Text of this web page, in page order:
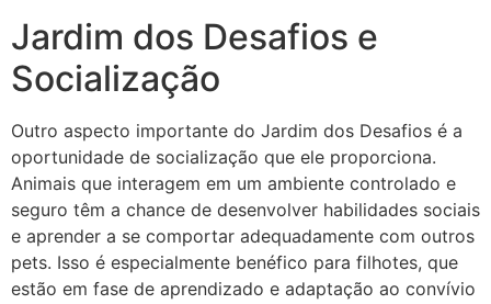
Jardim dos Desafios e
Socialização
Outro aspecto importante do Jardim dos Desafios é a
oportunidade de socialização que ele proporciona.
Animais que interagem em um ambiente controlado e
seguro têm a chance de desenvolver habilidades sociais
e aprender a se comportar adequadamente com outros
pets. Isso é especialmente benéfico para filhotes, que
estão em fase de aprendizado e adaptação ao convívio